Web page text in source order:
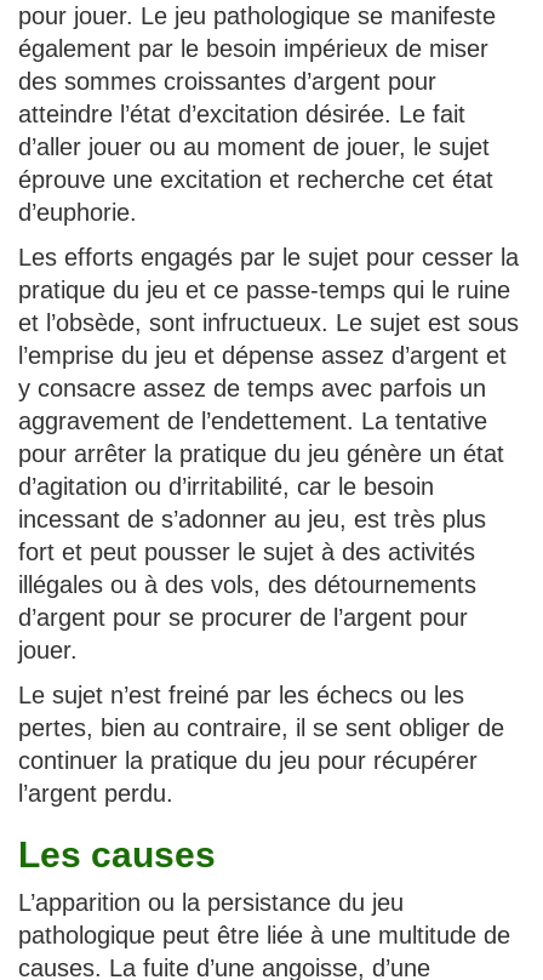
pour jouer. Le jeu pathologique se manifeste
également par le besoin impérieux de miser
des sommes croissantes d’argent pour
atteindre l’état d’excitation désirée. Le fait
d’aller jouer ou au moment de jouer, le sujet
éprouve une excitation et recherche cet état
d’euphorie.
Les efforts engagés par le sujet pour cesser la
pratique du jeu et ce passe-temps qui le ruine
et l’obsède, sont infructueux. Le sujet est sous
l’emprise du jeu et dépense assez d’argent et
y consacre assez de temps avec parfois un
aggravement de l’endettement. La tentative
pour arrêter la pratique du jeu génère un état
d’agitation ou d’irritabilité, car le besoin
incessant de s’adonner au jeu, est très plus
fort et peut pousser le sujet à des activités
illégales ou à des vols, des détournements
d’argent pour se procurer de l’argent pour
jouer.
Le sujet n’est freiné par les échecs ou les
pertes, bien au contraire, il se sent obliger de
continuer la pratique du jeu pour récupérer
l’argent perdu.
Les causes
L’apparition ou la persistance du jeu
pathologique peut être liée à une multitude de
causes. La fuite d’une angoisse, d’une